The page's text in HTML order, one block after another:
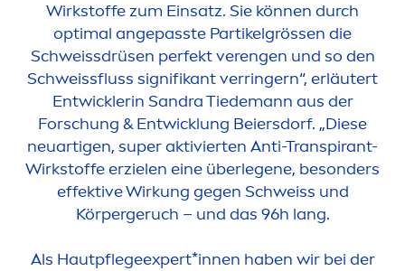
Wirkstoffe zum Einsatz. Sie können durch
optimal angepasste Partikelgrössen die
Schweissdrüsen perfekt verengen und so den
Schweissfluss signifikant verringern“, erläutert
Entwicklerin Sandra Tiedemann aus der
Forschung & Entwicklung Beiersdorf. „Diese
neuartigen, super aktivierten Anti-Transpirant-
Wirkstoffe erzielen eine überlegene, besonders
effektive Wirkung gegen Schweiss und
Körpergeruch – und das 96h lang.
Als Hautpflegeexpert*innen haben wir bei der